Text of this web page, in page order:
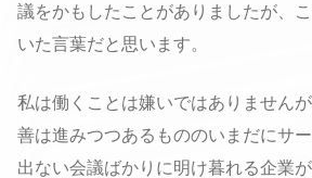
議をかもしたことがありましたが、
いた言葉だと思います。
私は働くことは嫌いではありません
善は進みつつあるもののいまだにサ
出ない会議ばかりに明け暮れる企業